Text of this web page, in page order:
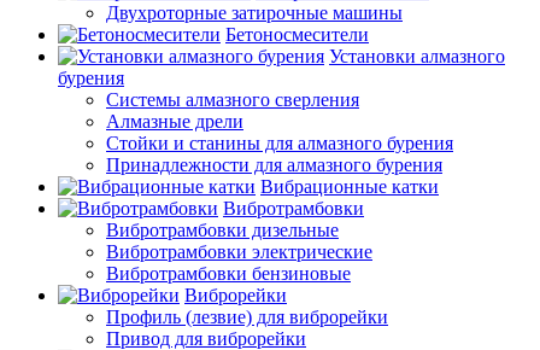
Двухроторные затирочные машины
Бетоносмесители
Установки алмазного
бурения
Системы алмазного сверления
Алмазные дрели
Стойки и станины для алмазного бурения
Принадлежности для алмазного бурения
Вибрационные катки
Вибротрамбовки
Вибротрамбовки дизельные
Вибротрамбовки электрические
Вибротрамбовки бензиновые
Виброрейки
Профиль (лезвие) для виброрейки
Привод для виброрейки